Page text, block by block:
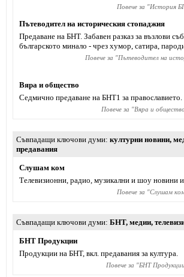
Повече за "История
Пътеводител на историческия стопаджия
Предаване на БНТ. Забавен разказ за възлови
българското минало - чрез хумор, сатира,
Повече за "Пътеводител на
Вяра и общество
Седмично предаване на БНТ1 за православието.
Повече за "Вяра и общество
Съвпадащи ключови думи културни новини,
предавания
Слушам ком
Телевизионни, радио, музикални и шоу новини
Повече за "Слушам
Съвпадащи ключови думи БНТ, медии,
БНТ Продукции
Продукции на БНТ, вкл. предавания за култура.
Повече за "БНТ Продукции